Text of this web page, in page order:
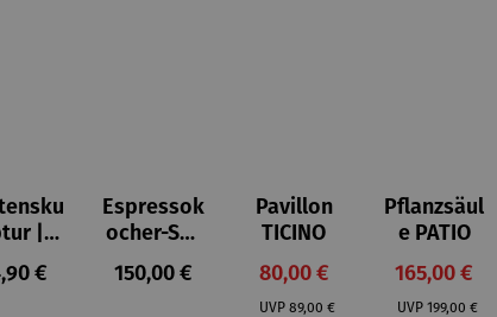
|
Preis:
€
Espressok
ocher-Set
7-tlg. |
Limited
Regulärer Preis:
150,00 €
Pavillon
TICINO
Verkaufspreis:
80,00 €
UVP Regulärer Preis:
89,00 €
Pflanzsäul
e PATIO
165,00 €
UVP Regulärer
199,00 €